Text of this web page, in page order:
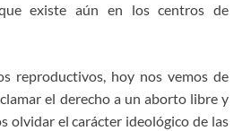
existe aún en los centros de
reproductivos, hoy nos vemos de
el derecho a un aborto libre y
olvidar el carácter ideológico de las